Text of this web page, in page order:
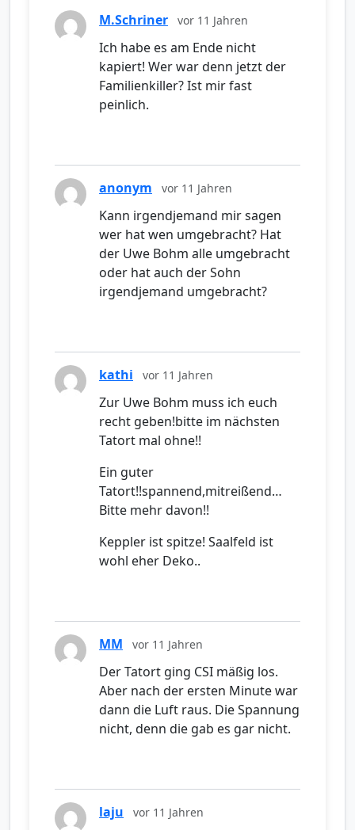
M.Schriner vor 11 Jahren
Ich habe es am Ende nicht
kapiert! Wer war denn jetzt der
Familienkiller? Ist mir fast
peinlich.
anonym vor 11 Jahren
Kann irgendjemand mir sagen
wer hat wen umgebracht? Hat
der Uwe Bohm alle umgebracht
oder hat auch der Sohn
irgendjemand umgebracht?
kathi vor 11 Jahren
Zur Uwe Bohm muss ich euch
recht geben!bitte im nächsten
Tatort mal ohne!!
Ein guter
Tatort!!spannend,mitreißend…
Bitte mehr davon!!
Keppler ist spitze! Saalfeld ist
wohl eher Deko..
MM vor 11 Jahren
Der Tatort ging CSI mäßig los.
Aber nach der ersten Minute war
dann die Luft raus. Die Spannung
nicht, denn die gab es gar nicht.
laju vor 11 Jahren